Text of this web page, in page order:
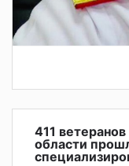
411
области